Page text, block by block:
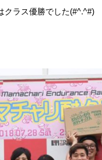
クラス優勝でした(#^.^#)